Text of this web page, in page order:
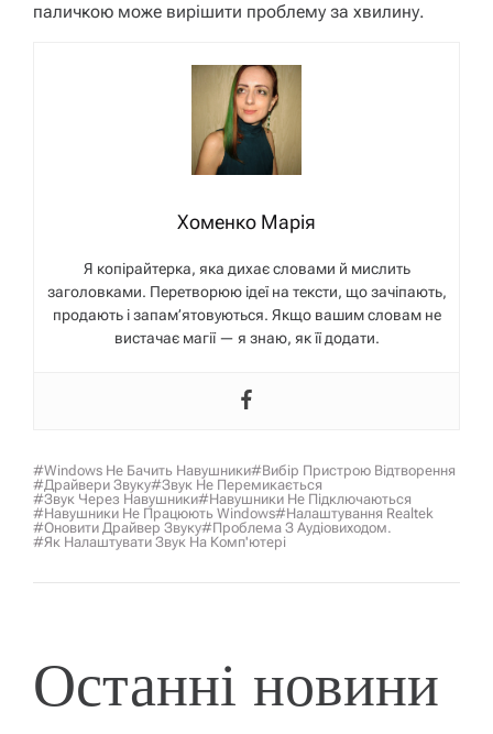
паличкою може вирішити проблему за хвилину.
Хоменко Марія
Я копірайтерка, яка дихає словами й мислить
заголовками. Перетворюю ідеї на тексти, що зачіпають,
продають і запам’ятовуються. Якщо вашим словам не
вистачає магії — я знаю, як її додати.
#Windows Не Бачить Навушники#вибір Пристрою Відтворення
#драйвери Звуку#звук Не Перемикається
#звук Через Навушники#навушники Не Підключаються
#навушники Не Працюють Windows#налаштування Realtek
#оновити Драйвер Звуку#проблема З Аудіовиходом.
#як Налаштувати Звук На Комп'ютері
Останні новини